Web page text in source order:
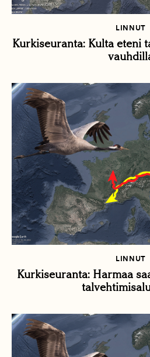
LINNUT
Kurkiseuranta: Kulta eteni
LINNUT
Kurkiseuranta: Harmaa